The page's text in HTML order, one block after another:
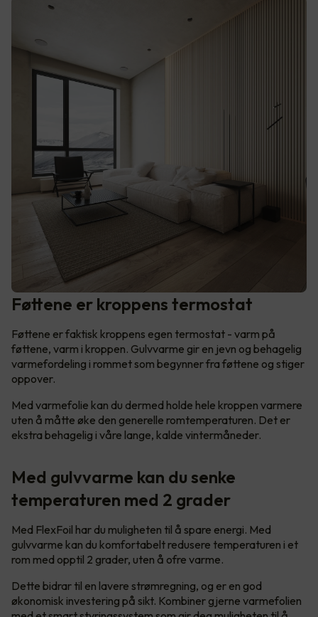
Føttene er kroppens termostat
Føttene er faktisk kroppens egen termostat - varm på
føttene, varm i kroppen. Gulvvarme gir en jevn og behagelig
varmefordeling i rommet som begynner fra føttene og stiger
oppover.
Med varmefolie kan du dermed holde hele kroppen varmere
uten å måtte øke den generelle romtemperaturen. Det er
ekstra behagelig i våre lange, kalde vintermåneder.
Med gulvvarme kan du senke
temperaturen med 2 grader
Med FlexFoil har du muligheten til å spare energi. Med
gulvvarme kan du komfortabelt redusere temperaturen i et
rom med opptil 2 grader, uten å ofre varme.
Dette bidrar til en lavere strømregning, og er en god
økonomisk investering på sikt. Kombiner gjerne varmefolien